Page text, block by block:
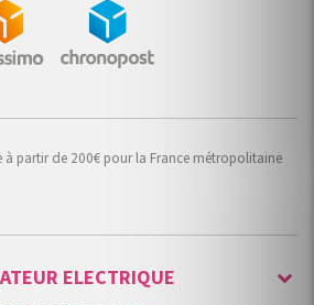
partir de 200€ pour la France métropolitaine
ELECTRIQUE